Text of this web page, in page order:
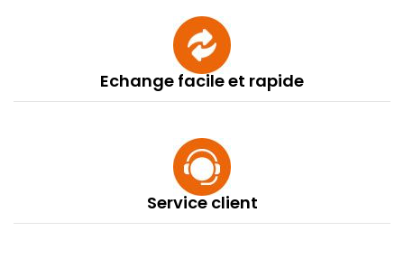
Echange facile et rapide
Service client